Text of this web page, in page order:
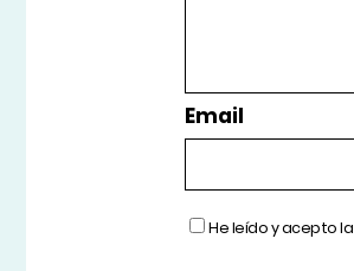
Email
He leído y acepto la